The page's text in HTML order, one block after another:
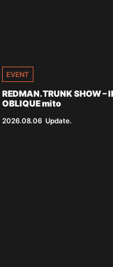
EVENT
REDMAN.TRUNK SHOW
OBLIQUE mito
2026.08.06 Update.